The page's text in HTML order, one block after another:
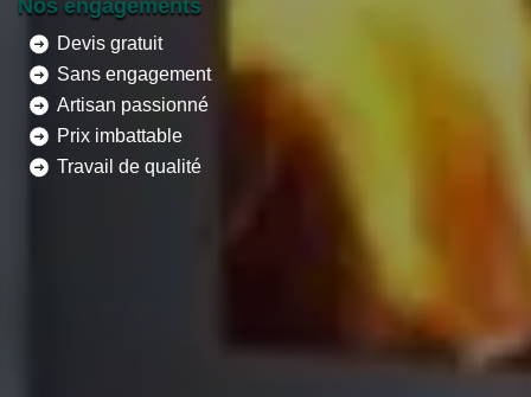
Nos engagements
Devis gratuit
Sans engagement
Artisan passionné
Prix imbattable
Travail de qualité